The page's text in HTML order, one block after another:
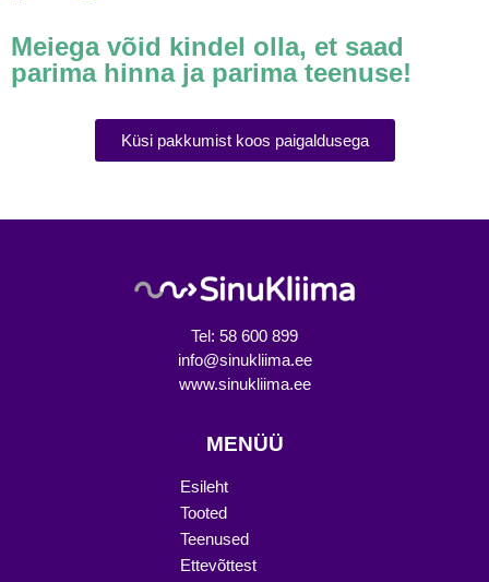
Meiega võid kindel olla, et saad
parima hinna ja parima teenuse!
Küsi pakkumist koos paigaldusega
Tel: 58 600 899
info@sinukliima.ee
www.sinukliima.ee
MENÜÜ
Esileht
Tooted
Teenused
Ettevõttest